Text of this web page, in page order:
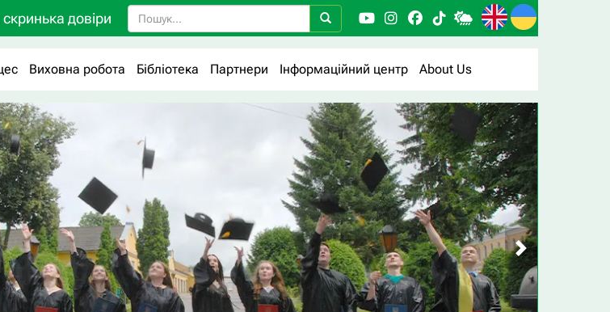
довіри
Виховна робота Бібліотека Партнери Інформаційний центр About Us